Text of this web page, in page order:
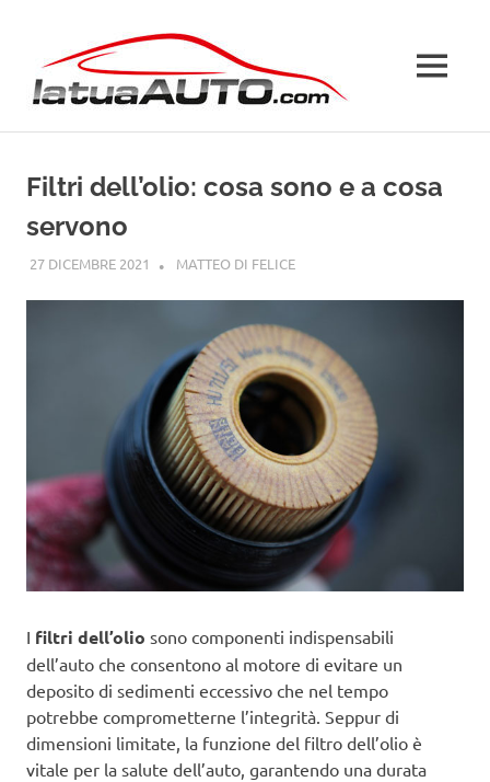
contenuto
MENU
Filtri dell’olio: cosa sono e a cosa
servono
27 DICEMBRE 2021 MATTEO DI FELICEGUIDE
I filtri dell’olio sono componenti indispensabili
dell’auto che consentono al motore di evitare un
deposito di sedimenti eccessivo che nel tempo
potrebbe comprometterne l’integrità. Seppur di
dimensioni limitate, la funzione del filtro dell’olio è
vitale per la salute dell’auto, garantendo una durata